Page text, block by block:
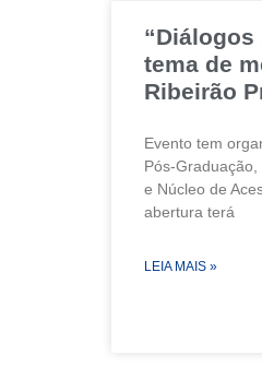
“Diálogos
tema de
Ribeirão
Evento tem
Pós-
e Núcleo de
abertura terá
LEIA MAIS »